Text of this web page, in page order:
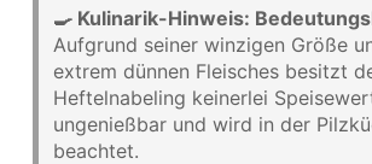
🍳 Kulinarik-Hinweis:
Aufgrund seiner winzigen Größe
extrem dünnen Fleisches besitzt
Heftelnabeling keinerlei
ungenießbar und wird in der
beachtet.